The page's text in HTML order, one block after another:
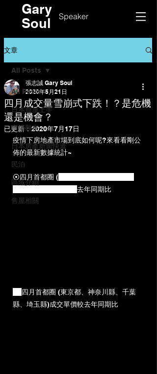
Gary
Soul
Speaker
文章
All Posts
日本買屋上手
市場觀察
日本房產新聞快遞
民泊
區域介紹
售屋相關
All Posts
四月成交量雪崩式下跌！？是危機
還是機會？
張志誠 Gary Soul
2020年5月21日
已更新：2020年7月17日
疫情下房地產市場到底如何呢?來看看剛公
佈的最新數據統計~
⦿四月首都圈 (
去年同期比
四月首都圈 (東京都、神奈川縣、千葉
縣、埼玉縣)成交單價較去年同期比